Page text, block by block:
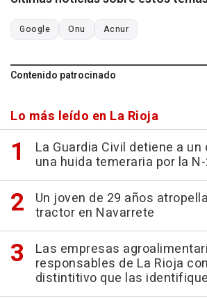
Google Onu Acnur
Contenido patrocinado
Lo más leído en La Rioja
La Guardia Civil detiene a
una huida temeraria por la
Un joven de 29 años
tractor en Navarrete
Las empresas
responsables de La Rioja
distintitivo que las identifique